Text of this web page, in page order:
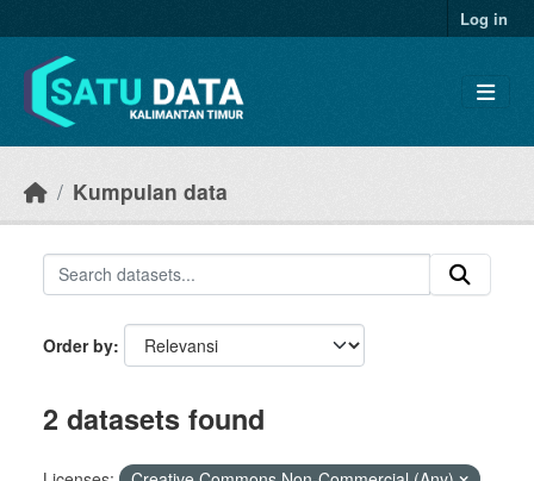
Log in
Kumpulan data
Order by
2 datasets found